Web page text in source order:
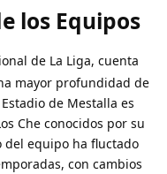
los Equipos
de La Liga, cuenta
mayor profundidad de
de Mestalla es
Che conocidos por su
del equipo ha fluctado
con cambios